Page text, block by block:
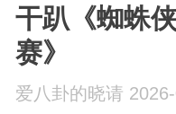
干趴《蜘蛛
赛》
爱八卦的晓请